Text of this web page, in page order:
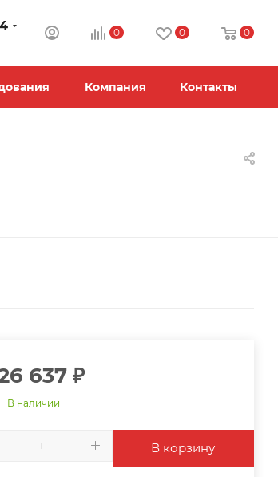
0 0 0
Компания Контакты
637₽
В наличии
В корзину